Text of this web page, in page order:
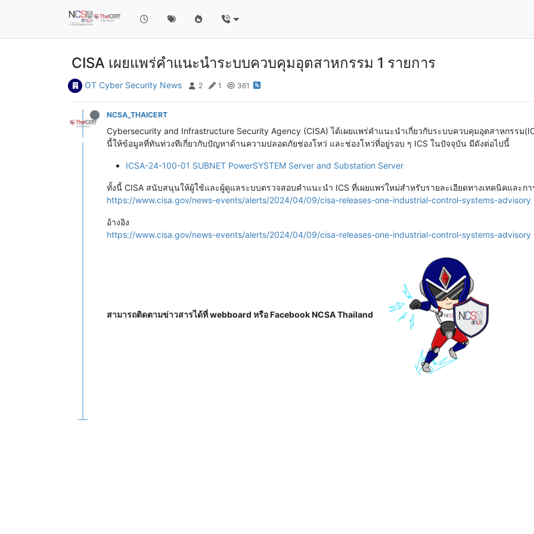
CISA เผยแพร่คำแนะนำระบบควบคุมอุตสาหกรรม 1 รายการ
OT Cyber Security News 2 1 361
NCSA_THAICERT
Cybersecurity and Infrastructure Security Agency (CISA) ได้เผยแพร่คำแนะนำเกี่ยวกับระบบควบคุมอุตสาหกรรม
นี้ให้ข้อมูลที่ทันท่วงทีเกี่ยวกับปัญหาด้านความปลอดภัยช่องโหว่ และช่องโหว่ที่อยู่รอบ ๆ ICS ในปัจจุบัน มีดังต่อไปนี้
ICSA-24-100-01 SUBNET PowerSYSTEM Server and Substation Server
ทั้งนี้ CISA สนับสนุนให้ผู้ใช้และผู้ดูแลระบบตรวจสอบคำแนะนำ ICS ที่เผยแพร่ใหม่สำหรับรายละเอียดทางเทคนิคและกา
https://www.cisa.gov/news-events/alerts/2024/04/09/cisa-releases-one-industrial-control-systems-advisory
อ้างอิง
https://www.cisa.gov/news-events/alerts/2024/04/09/cisa-releases-one-industrial-control-systems-advisory
สามารถติดตามข่าวสารได้ที่ webboard หรือ Facebook NCSA Thailand